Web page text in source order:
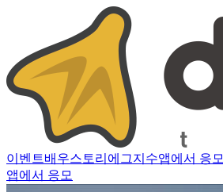
이벤트배우스토리 에그지수앱에서 응모
앱에서 응모